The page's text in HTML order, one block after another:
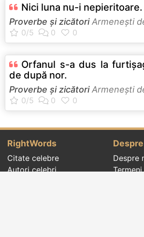
Nici luna nu-i nepieritoare.
Proverbe și zicătoriArmeneşti
Orfanul s-a dus la
de după nor.
Proverbe și zicătoriArmeneşti
RightWords
Citate celebre
Autori celebri
Despre